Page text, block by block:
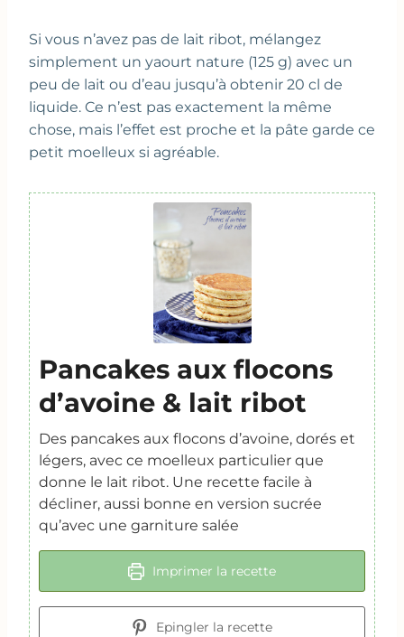
Si vous n’avez pas de lait ribot, mélangez
simplement un yaourt nature (125 g) avec un
peu de lait ou d’eau jusqu’à obtenir 20 cl de
liquide. Ce n’est pas exactement la même
chose, mais l’effet est proche et la pâte garde ce
petit moelleux si agréable.
Pancakes aux flocons
d’avoine & lait ribot
Des pancakes aux flocons d’avoine, dorés et
légers, avec ce moelleux particulier que
donne le lait ribot. Une recette facile à
décliner, aussi bonne en version sucrée
qu’avec une garniture salée
Imprimer la recette
Epingler la recette